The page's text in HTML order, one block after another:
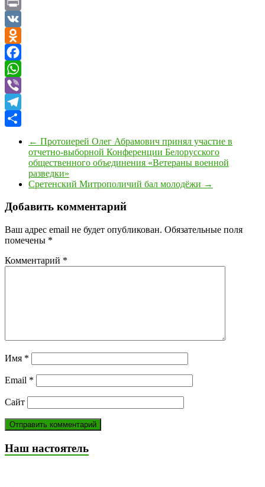
Link
Print
VK
Odnoklassniki
Facebook
WhatsApp
Viber
Telegram
← Протоиерей Олег Абрамович принял участие в
отчетно-выборной Конференции Белорусского
общественного объединения «Ветераны военной
разведки»
Сретенский Митрополичий бал молодёжи →
Добавить комментарий
Ваш адрес email не будет опубликован. Обязательные поля
помечены *
Комментарий *
Имя *
Email *
Сайт
Наш настоятель